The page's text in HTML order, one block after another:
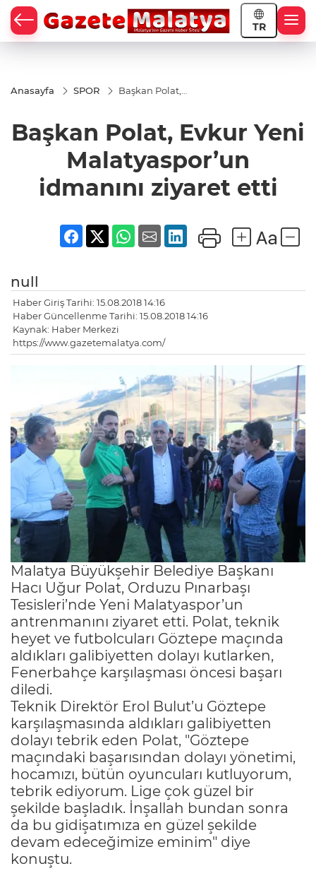
TR
Anasayfa SPOR
Başkan Polat,
idmanını
ziyaret etti
Başkan Polat, Evkur Yeni
Malatyaspor’un
idmanını ziyaret etti
null
Haber Giriş Tarihi: 15.08.2018 14:16
Haber Güncellenme Tarihi: 15.08.2018 14:16
Kaynak: Haber Merkezi
https://www.gazetemalatya.com/
Malatya Büyükşehir Belediye Başkanı
Hacı Uğur Polat, Orduzu Pınarbaşı
Tesisleri’nde Yeni Malatyaspor’un
antrenmanını ziyaret etti. Polat, teknik
heyet ve futbolcuları Göztepe maçında
aldıkları galibiyetten dolayı kutlarken,
Fenerbahçe karşılaşması öncesi başarı
diledi.
Teknik Direktör Erol Bulut’u Göztepe
karşılaşmasında aldıkları galibiyetten
dolayı tebrik eden Polat, "Göztepe
maçındaki başarısından dolayı yönetimi,
hocamızı, bütün oyuncuları kutluyorum,
tebrik ediyorum. Lige çok güzel bir
şekilde başladık. İnşallah bundan sonra
da bu gidişatımıza en güzel şekilde
devam edeceğimize eminim" diye
konuştu.